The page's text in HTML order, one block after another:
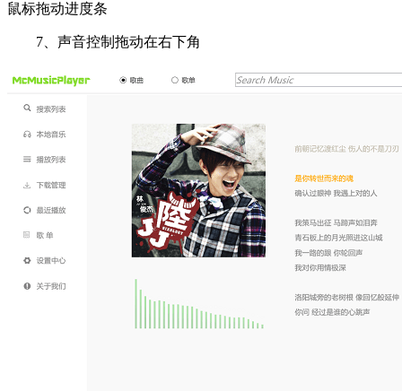
鼠标拖动进度条
7、声音控制拖动在右下角